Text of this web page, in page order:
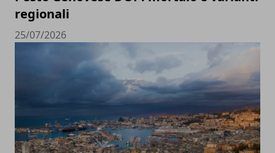
regionali
25/07/2026